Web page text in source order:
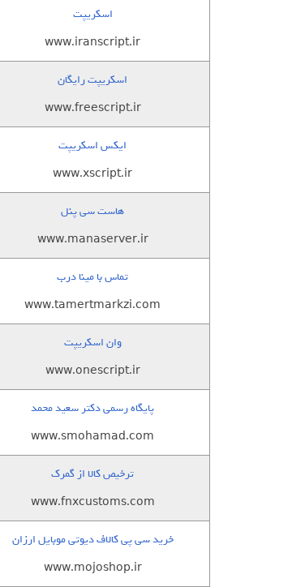
اسکریپت
www.iranscript.ir
اسکریپت رایگان
www.freescript.ir
ایکس اسکریپت
www.xscript.ir
هاست سی پنل
www.manaserver.ir
تماس با مینا درب
www.tamertmarkzi.com
وان اسکریپت
www.onescript.ir
پایگاه رسمی دکتر سعید محمد
www.smohamad.com
ترخیص کالا از گمرک
www.fnxcustoms.com
خرید سی پی کالاف دیوتی موبایل ارزان
www.mojoshop.ir